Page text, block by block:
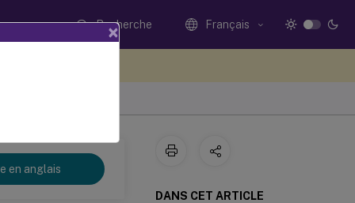
Recherche Français
en anglais
DANS CET ARTICLE
×